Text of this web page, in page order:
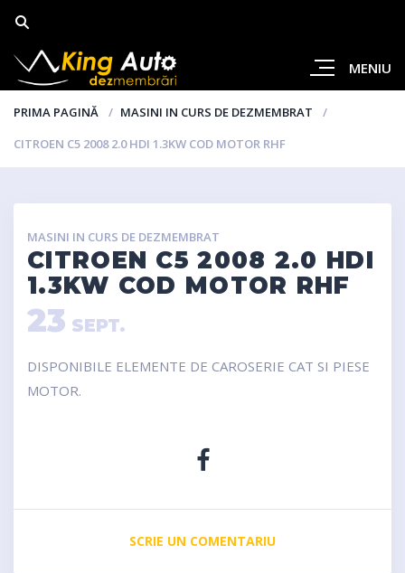
MENIU
PRIMA PAGINĂ
MASINI IN CURS DE DEZMEMBRAT
CITROEN C5 2008 2.0 HDI 1.3KW COD MOTOR RHF
MASINI IN CURS DE DEZMEMBRAT
CITROEN C5 2008 2.0 HDI
1.3KW COD MOTOR RHF
23 SEPT.
DISPONIBILE ELEMENTE DE CAROSERIE CAT SI PIESE
MOTOR.
SCRIE UN COMENTARIU